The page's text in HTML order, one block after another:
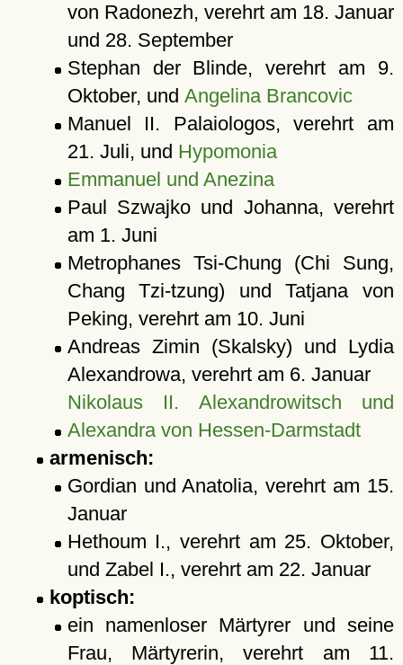
von Radonezh, verehrt am 18. Januar
und 28. September
Stephan der Blinde, verehrt am 9.
Oktober, und Angelina Brancovic
Manuel II. Palaiologos, verehrt am
21. Juli, und Hypomonia
Emmanuel und Anezina
Paul Szwajko und Johanna, verehrt
am 1. Juni
Metrophanes Tsi-Chung (Chi Sung,
Chang Tzi-tzung) und Tatjana von
Peking, verehrt am 10. Juni
Andreas Zimin (Skalsky) und Lydia
Alexandrowa, verehrt am 6. Januar
Nikolaus II. Alexandrowitsch und
Alexandra von Hessen-Darmstadt
armenisch:
Gordian und Anatolia, verehrt am 15.
Januar
Hethoum I., verehrt am 25. Oktober,
und Zabel I., verehrt am 22. Januar
koptisch:
ein namenloser Märtyrer und seine
Frau, Märtyrerin, verehrt am 11.